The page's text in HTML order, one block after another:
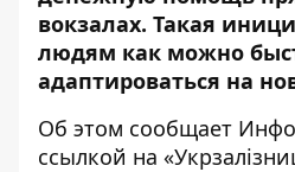
вокзалах. Такая
людям как можно
адаптироваться на
Об этом сообщает
ссылкой на «